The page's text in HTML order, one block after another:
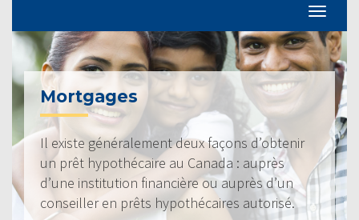
Mortgages
Il existe généralement deux façons d’obtenir
un prêt hypothécaire au Canada : auprès
d’une institution financière ou auprès d’un
conseiller en prêts hypothécaires autorisé.